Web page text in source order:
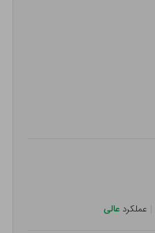
| عملکرد عالی